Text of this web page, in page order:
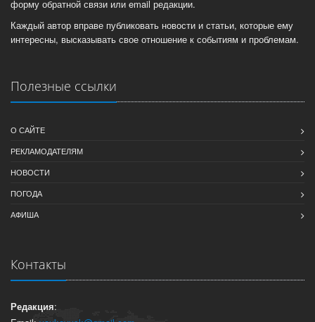
форму обратной связи или email редакции.
Каждый автор вправе публиковать новости и статьи, которые ему
интересны, высказывать свое отношение к событиям и проблемам.
Полезные ссылки
О САЙТЕ
РЕКЛАМОДАТЕЛЯМ
НОВОСТИ
ПОГОДА
АФИША
Контакты
Редакция: